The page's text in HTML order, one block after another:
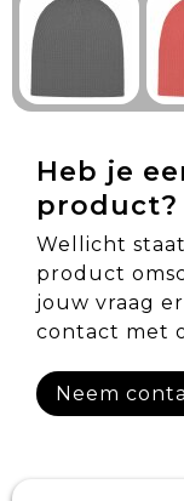
Eten &
Heb je
product?
Wellicht
product
jouw vraag
contact met
Neem